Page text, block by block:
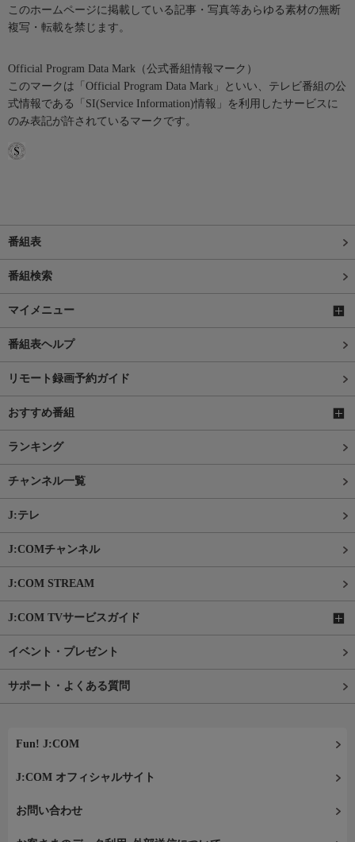
このホームページに掲載している記事・写真等あらゆる素材の無断
複写・転載を禁じます。
Official Program Data Mark（公式番組情報マーク）
このマークは「Official Program Data Mark」といい、テレビ番組の公
式情報である「SI(Service Information)情報」を利用したサービスに
のみ表記が許されているマークです。
番組表
番組検索
マイメニュー
番組表ヘルプ
リモート録画予約ガイド
おすすめ番組
ランキング
チャンネル一覧
J:テレ
J:COMチャンネル
J:COM STREAM
J:COM TVサービスガイド
イベント・プレゼント
サポート・よくある質問
Fun! J:COM
J:COM オフィシャルサイト
お問い合わせ